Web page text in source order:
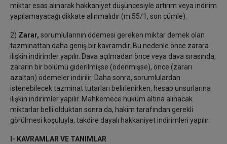
miktar esas alınarak hakkaniyet düşüncesiyle artırım veya indirim
yapılamayacağı dikkate alınmalıdır (m.55/1, son cümle).
2) Zarar, sorumlularının ödemesi gereken miktar demek olan
tazminattan daha geniş bir kavramdır. Bu nedenle önce zarara
ilişkin indirimler yapılır. Dava açılmadan önce veya dava sırasında,
zararın bir bölümü giderilmişse (ödenmişse), önce (zararı
azaltan) ödemeler indirilir. Daha sonra, sorumlulardan
istenebilecek tazminat tutarları belirlenirken, hesap unsurlarına
ilişkin indirimler yapılır. Mahkemece hüküm altına alınacak
miktarlar belli olduktan sonra da, hakim tarafından gerekli
görülmesi koşuluyla, takdire dayalı hakkaniyet indirimleri yapılır.
I- KAVRAMLAR VE TANIMLAR